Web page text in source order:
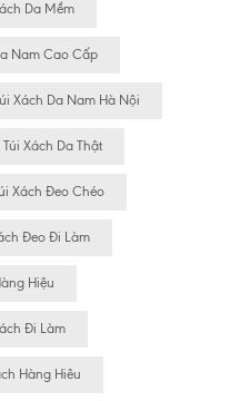
Da Mềm
Nam Cao Cấp
Xách Da Nam Hà Nội
Túi Xách Da Thật
Xách Đeo Chéo
Đeo Đi Làm
Hiệu
Đi Làm
Hàng Hiêu